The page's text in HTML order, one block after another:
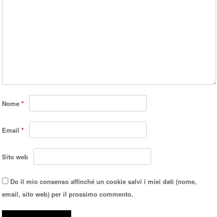
Nome*
Email*
Sito web
Do il mio consenso affinché un cookie salvi i miei dati (nome,
email, sito web) per il prossimo commento.